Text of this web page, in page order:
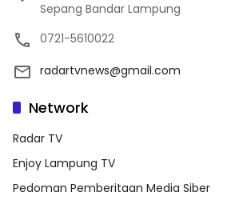
Sepang Bandar Lampung
0721-5610022
radartvnews@gmail.com
Network
Radar TV
Enjoy Lampung TV
Pedoman Pemberitaan Media Siber